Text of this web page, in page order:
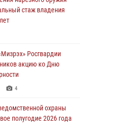
праздником
Российской
Первой мировой войне
стаж владения
Росгвардии
акцию ко Дню
4
охраны
полугодие 2026 года